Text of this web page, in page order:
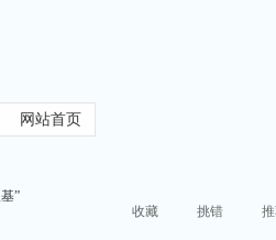
网站首页
”
收藏 挑错